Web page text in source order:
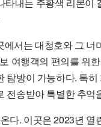
서는 대청호와 그 너
여행객의 편의를 위
방이 가능하다. 특
전송받아 특별한 추억
다. 이곳은 2023년 열